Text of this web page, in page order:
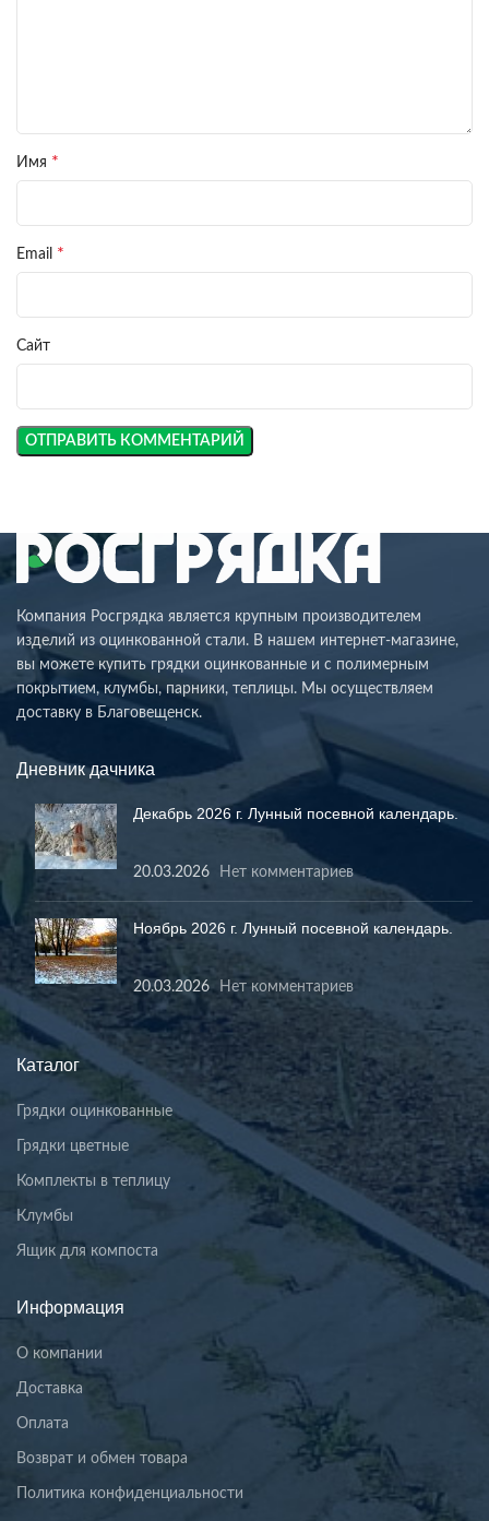
Имя *
Email *
Сайт
Компания Росгрядка является крупным производителем
изделий из оцинкованной стали. В нашем интернет-магазине,
вы можете купить грядки оцинкованные и с полимерным
покрытием, клумбы, парники, теплицы. Мы осуществляем
доставку в Благовещенск.
Дневник дачника
Декабрь 2026 г. Лунный посевной календарь.
20.03.2026 Нет комментариев
Ноябрь 2026 г. Лунный посевной календарь.
20.03.2026 Нет комментариев
Каталог
Грядки оцинкованные
Грядки цветные
Комплекты в теплицу
Клумбы
Ящик для компоста
Информация
О компании
Доставка
Оплата
Возврат и обмен товара
Политика конфиденциальности